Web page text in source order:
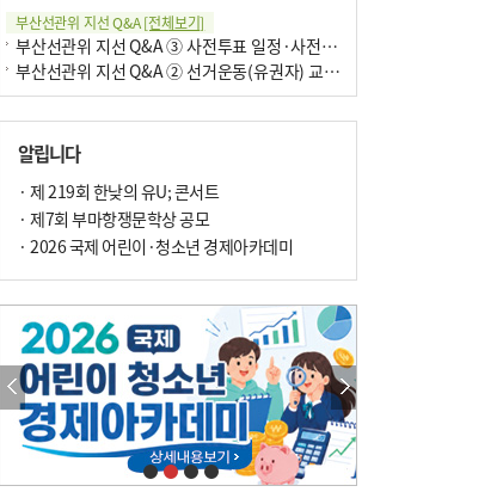
부산선관위 지선 Q&A[전체보기]
부산선관위 지선 Q&A ③ 사전투표 일정·사전투표함 보관
부산선관위 지선 Q&A ② 선거운동(유권자) 교육감투표용지
알립니다
· 제 219회 한낮의 유U; 콘서트
· 제7회 부마항쟁문학상 공모
· 2026 국제 어린이·청소년 경제아카데미